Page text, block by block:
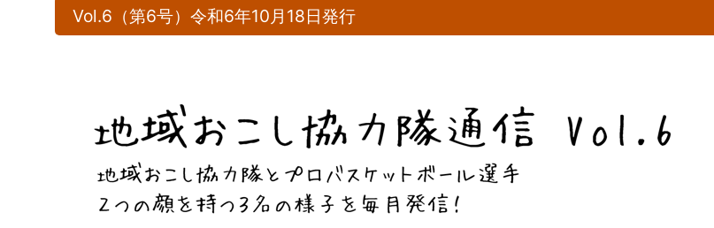
Vol.6（第6号）令和6年10月18日発行